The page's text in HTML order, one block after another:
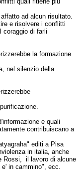
ad alcun risultato.
e risolvere i conflitti
coraggio di farli
la formazione
nel silenzio della
e quali
contribuiscano a
editi a Pisa
in italia, anche
Rossi, il lavoro di alcune
in cammino", ecc.